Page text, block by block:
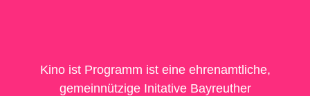
Kino ist Programm ist eine ehrenamtliche,
gemeinnützige Initative Bayreuther